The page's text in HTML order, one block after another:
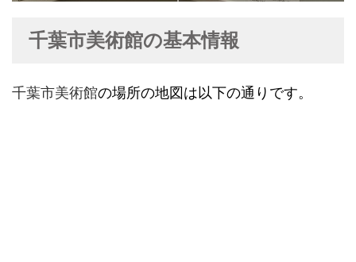
千葉市美術館の基本情報
千葉市美術館の場所の地図は以下の通りです。